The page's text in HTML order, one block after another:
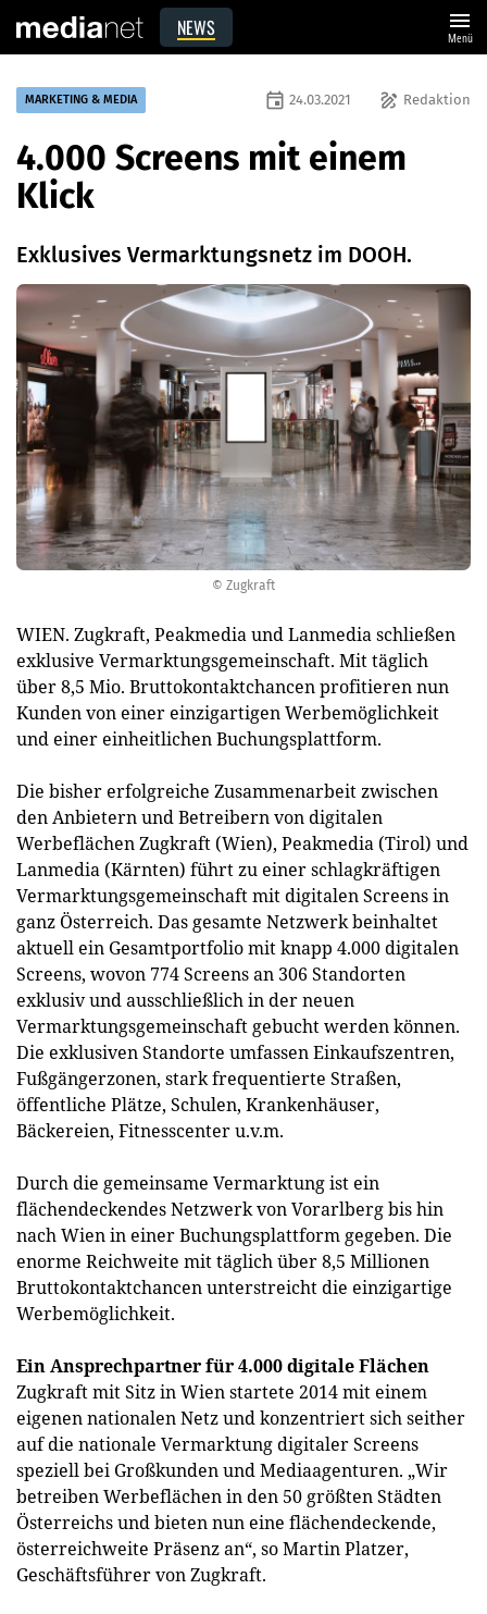
NEWS menu
Menü
© Zugkraft
MARKETING & MEDIA draw Redaktion
event 24.03.2021
4.000 Screens mit einem
Klick
Exklusives Vermarktungsnetz im DOOH.
WIEN. Zugkraft, Peakmedia und Lanmedia schließen
exklusive Vermarktungsgemeinschaft. Mit täglich
über 8,5 Mio. Bruttokontaktchancen profitieren nun
Kunden von einer einzigartigen Werbemöglichkeit
und einer einheitlichen Buchungsplattform.
Die bisher erfolgreiche Zusammenarbeit zwischen
den Anbietern und Betreibern von digitalen
Werbeflächen Zugkraft (Wien), Peakmedia (Tirol) und
Lanmedia (Kärnten) führt zu einer schlagkräftigen
Vermarktungsgemeinschaft mit digitalen Screens in
ganz Österreich. Das gesamte Netzwerk beinhaltet
aktuell ein Gesamtportfolio mit knapp 4.000 digitalen
Screens, wovon 774 Screens an 306 Standorten
exklusiv und ausschließlich in der neuen
Vermarktungsgemeinschaft gebucht werden können.
Die exklusiven Standorte umfassen Einkaufszentren,
Fußgängerzonen, stark frequentierte Straßen,
öffentliche Plätze, Schulen, Krankenhäuser,
Bäckereien, Fitnesscenter u.v.m.
Durch die gemeinsame Vermarktung ist ein
flächendeckendes Netzwerk von Vorarlberg bis hin
nach Wien in einer Buchungsplattform gegeben. Die
enorme Reichweite mit täglich über 8,5 Millionen
Bruttokontaktchancen unterstreicht die einzigartige
Werbemöglichkeit.
Ein Ansprechpartner für 4.000 digitale Flächen
Zugkraft mit Sitz in Wien startete 2014 mit einem
eigenen nationalen Netz und konzentriert sich seither
auf die nationale Vermarktung digitaler Screens
speziell bei Großkunden und Mediaagenturen. „Wir
betreiben Werbeflächen in den 50 größten Städten
Österreichs und bieten nun eine flächendeckende,
österreichweite Präsenz an“, so Martin Platzer,
Geschäftsführer von Zugkraft.